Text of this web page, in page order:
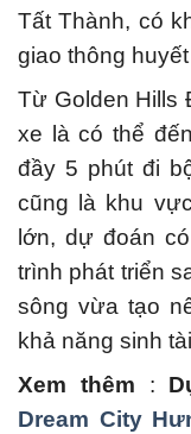
Tất Thành, có
giao thông
Từ Golden Hills
xe là có thể
đầy 5 phút đi
cũng là khu
lớn, dự đoán
trình phát triển
sông vừa tạo
khả năng sinh
Xem thêm :
Dream City